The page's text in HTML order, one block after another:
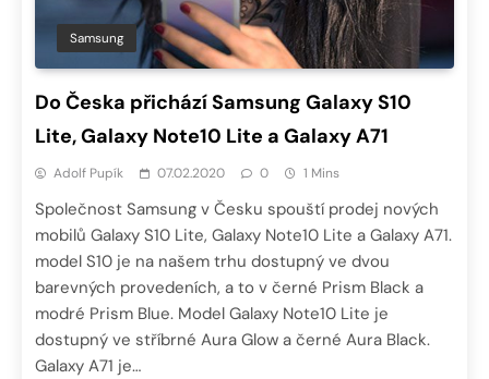
Samsung
Do Česka přichází Samsung Galaxy S10
Lite, Galaxy Note10 Lite a Galaxy A71
Adolf Pupík 07.02.2020 0 1 Mins
Společnost Samsung v Česku spouští prodej nových
mobilů Galaxy S10 Lite, Galaxy Note10 Lite a Galaxy A71.
model S10 je na našem trhu dostupný ve dvou
barevných provedeních, a to v černé Prism Black a
modré Prism Blue. Model Galaxy Note10 Lite je
dostupný ve stříbrné Aura Glow a černé Aura Black.
Galaxy A71 je…